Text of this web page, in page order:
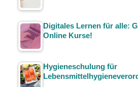
Digitales Lernen für alle:
Online Kurse!
Hygieneschulung für